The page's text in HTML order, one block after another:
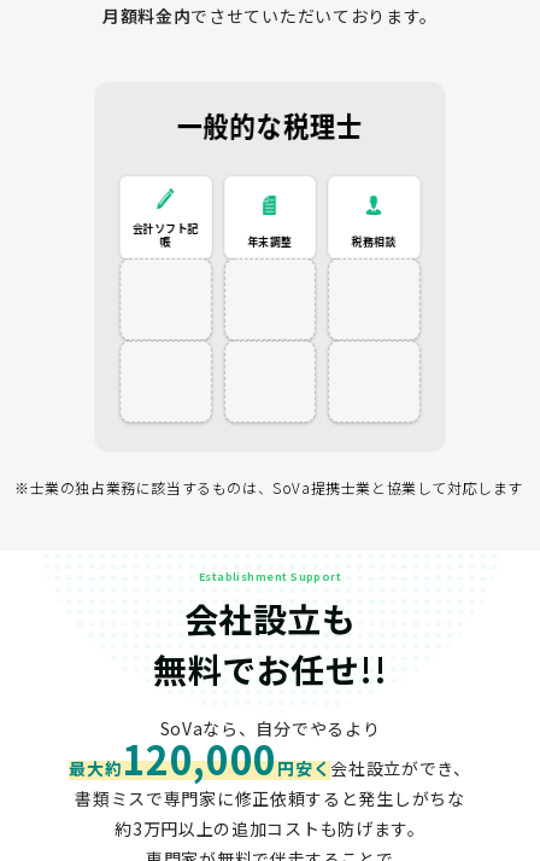
月額料金内でさせていただいております。
一般的な税理士
会計ソフト記
帳 年末調整 税務相談
税務相談
給与計算
登記申請
節税アドバイス
経費削減
アドバイス
※士業の独占業務に該当するものは、SoVa提携士業と協業して対応します
Establishment Support
会社設立も
無料でお任せ!!
SoVaなら、自分でやるより
最大約120,000円安く会社設立ができ、
書類ミスで専門家に修正依頼すると発生しがちな
約3万円以上の追加コストも防げます。